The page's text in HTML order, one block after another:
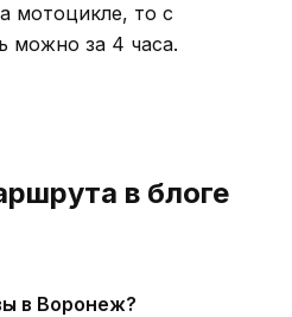
мотоцикле, то с
можно за 4 часа.
в блоге
в Воронеж?